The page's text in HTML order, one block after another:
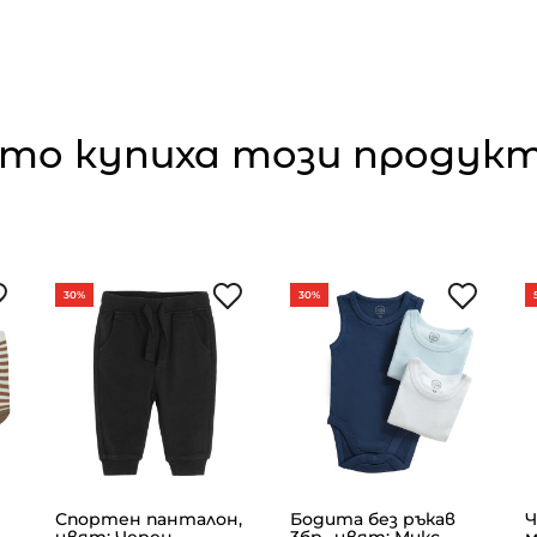
купиха този
30%
Спортен панталон,
30%
Бодита без ръкав